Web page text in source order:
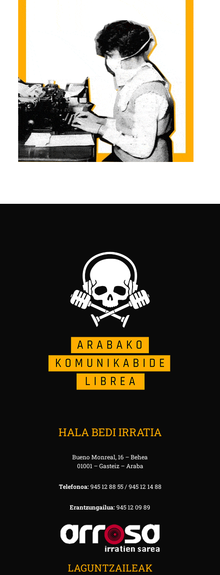
HALA BEDI IRRATIA
Bueno Monreal, 16 – Behea
01001 – Gasteiz – Araba
Telefonoa:945 12 88 55 / 945 12 14 88
Erantzungailua:945 12 09 89
LAGUNTZAILEAK